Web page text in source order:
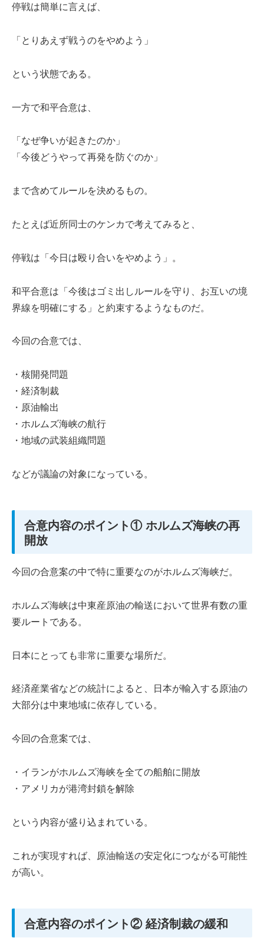
停戦は簡単に言えば、
「とりあえず戦うのをやめよう」
という状態である。
一方で和平合意は、
「なぜ争いが起きたのか」
「今後どうやって再発を防ぐのか」
まで含めてルールを決めるもの。
たとえば近所同士のケンカで考えてみると、
停戦は「今日は殴り合いをやめよう」。
和平合意は「今後はゴミ出しルールを守り、お互いの境
界線を明確にする」と約束するようなものだ。
今回の合意では、
・核開発問題
・経済制裁
・原油輸出
・ホルムズ海峡の航行
・地域の武装組織問題
などが議論の対象になっている。
合意内容のポイント① ホルムズ海峡の再
開放
今回の合意案の中で特に重要なのがホルムズ海峡だ。
ホルムズ海峡は中東産原油の輸送において世界有数の重
要ルートである。
日本にとっても非常に重要な場所だ。
経済産業省などの統計によると、日本が輸入する原油の
大部分は中東地域に依存している。
今回の合意案では、
・イランがホルムズ海峡を全ての船舶に開放
・アメリカが港湾封鎖を解除
という内容が盛り込まれている。
これが実現すれば、原油輸送の安定化につながる可能性
が高い。
合意内容のポイント② 経済制裁の緩和